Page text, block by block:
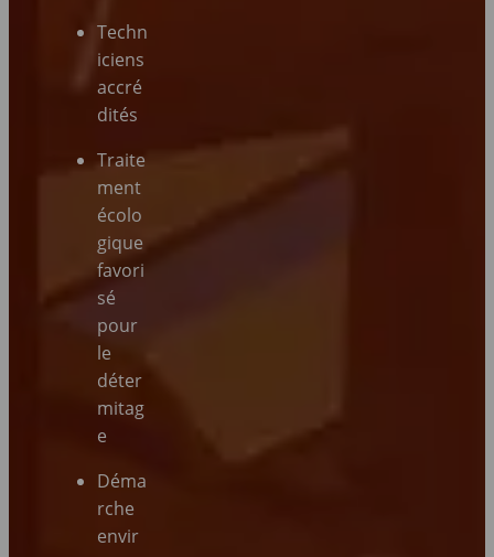
Techn
iciens
accré
dités
Traite
ment
écolo
gique
favori
sé
pour
le
déter
mitag
e
Déma
rche
envir